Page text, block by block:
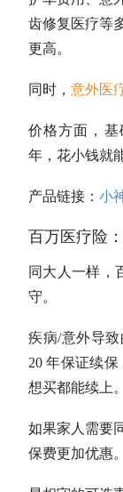
齿修复医疗等
更高。
同时， 意外医
价格方面，基
年，花小钱就
产品链接： 小
百万医疗险
同大人一样，
守。
疾病/意外导致
20 年保证续
想买都能续上。
如果家人需要
保费更加优惠。